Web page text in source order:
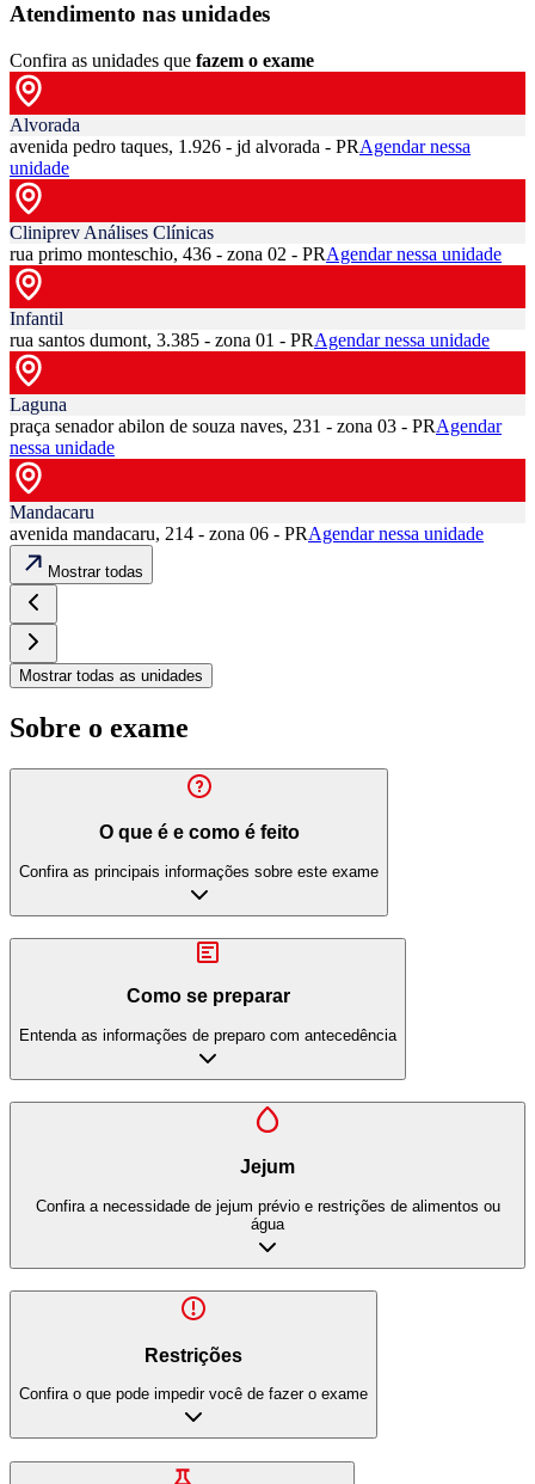
Atendimento nas unidades
Confira as unidades que fazem o exame
Alvorada
avenida pedro taques, 1.926 - jd alvorada - PRAgendar nessa
unidade
Cliniprev Análises Clínicas
rua primo monteschio, 436 - zona 02 - PRAgendar nessa unidade
Infantil
rua santos dumont, 3.385 - zona 01 - PRAgendar nessa unidade
Laguna
praça senador abilon de souza naves, 231 - zona 03 - PRAgendar
nessa unidade
Mandacaru
avenida mandacaru, 214 - zona 06 - PRAgendar nessa unidade
Mostrar todas
Mostrar todas as unidades
Sobre o exame
O que é e como é feito
Confira as principais informações sobre este exame
Como se preparar
Entenda as informações de preparo com antecedência
Jejum
Confira a necessidade de jejum prévio e restrições de alimentos ou
água
Restrições
Confira o que pode impedir você de fazer o exame